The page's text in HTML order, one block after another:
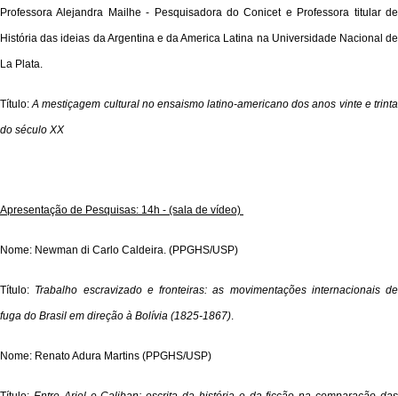
Professora Alejandra Mailhe - Pesquisadora do Conicet e Professora titular de
História das ideias da Argentina e da America Latina na Universidade Nacional de
La Plata.
Título:A mestiçagem cultural no ensaismo latino-americano dos anos vinte e trinta
do século XX
Apresentação de Pesquisas: 14h - (sala de vídeo)
Nome: Newman di Carlo Caldeira. (PPGHS/USP)
Título: Trabalho escravizado e fronteiras: as movimentações internacionais de
fuga do Brasil em direção à Bolívia (1825-1867)
Nome: Renato Adura Martins (PPGHS/USP)